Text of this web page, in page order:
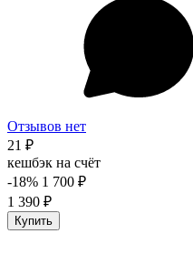
Отзывов нет
21 ₽
кешбэк на счёт
-18% 1 700 ₽
1 390 ₽
Купить